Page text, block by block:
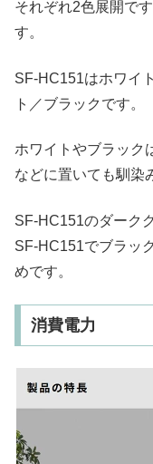
それぞれ2色展開で
す。
SF-HC151はホワイ
ト／ブラックです。
ホワイトやブラック
などに置いても馴染
SF-HC151のダーク
SF-HC151でブラッ
めです。
消費電力